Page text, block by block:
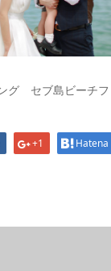
グ セブ島ビーチ
+1 Hatena